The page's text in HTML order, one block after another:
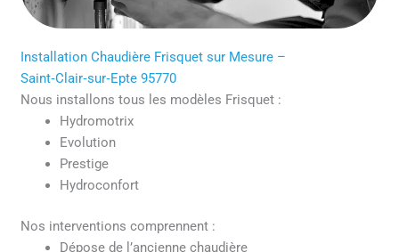
Installation Chaudière Frisquet sur Mesure –
Saint‑Clair‑sur‑Epte 95770
Nous installons tous les modèles Frisquet :
Hydromotrix
Evolution
Prestige
Hydroconfort
Nos interventions comprennent :
Dépose de l’ancienne chaudière